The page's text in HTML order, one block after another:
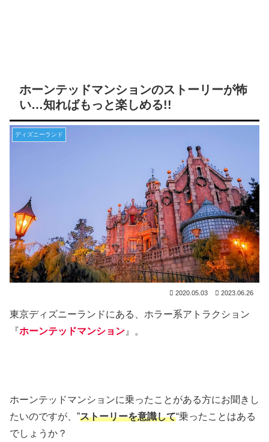
ホーンテッドマンションのストーリーが怖
い…知ればもっと楽しめる!!
ディズニーランド
2020.05.03 2023.06.26
東京ディズニーランドにある、ホラー系アトラクション
『ホーンテッドマンション 』。
ホーンテッドマンションに乗ったことがある方にお聞きし
たいのですが、”ストーリーを意識して“乗ったことはある
でしょうか？